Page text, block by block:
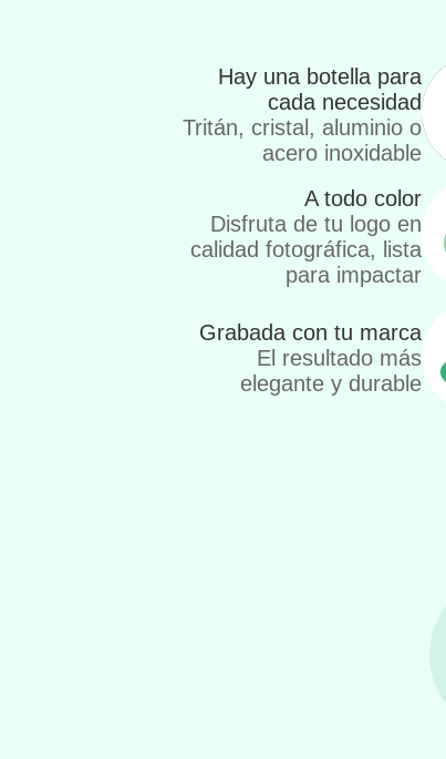
Hay una botella para
cada necesidad
Tritán, cristal, aluminio o
acero inoxidable
A todo color
Disfruta de tu logo en
calidad fotográfica, lista
para impactar
Grabada con tu marca
El resultado más
elegante y durable